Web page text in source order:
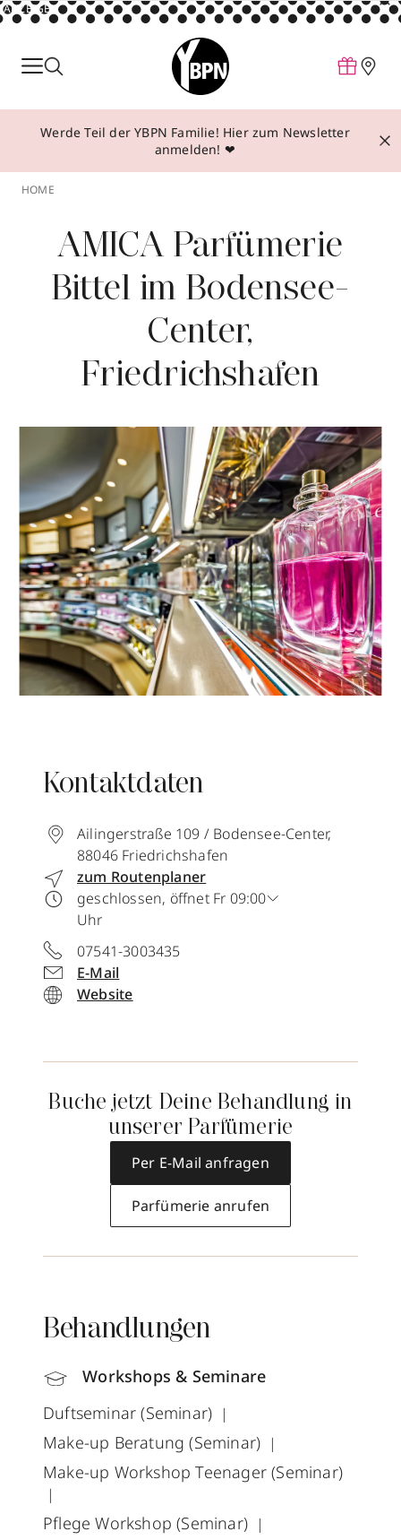
ANZEIGE
Parfum
Make-up
Behandlungen
Über YBPN
Aktionen
Storefinder
Werde Teil der YBPN Familie! Hier zum Newsletter
anmelden! ❤
HOME
AMICA Parfümerie
Bittel im Bodensee-
Center,
Friedrichshafen
Kontaktdaten
Ailingerstraße 109 / Bodensee-Center,
88046 Friedrichshafen
zum Routenplaner
geschlossen, öffnet Fr 09:00
Uhr
07541-3003435
E-Mail
Website
Buche jetzt Deine Behandlung in
unserer Parfümerie
Per E-Mail anfragen
Parfümerie anrufen
Behandlungen
Workshops & Seminare
Duftseminar (Seminar)
Make-up Beratung (Seminar)
Make-up Workshop Teenager (Seminar)
Pflege Workshop (Seminar)